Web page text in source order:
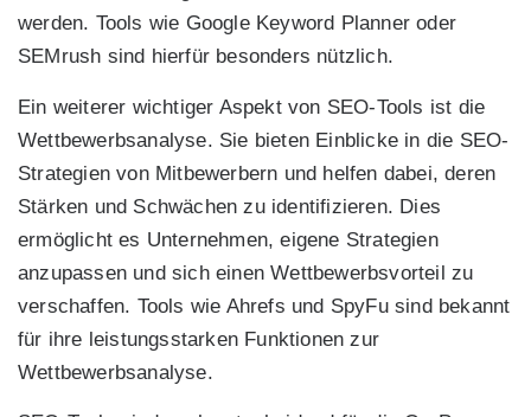
werden. Tools wie Google Keyword Planner oder
SEMrush sind hierfür besonders nützlich.
Ein weiterer wichtiger Aspekt von SEO-Tools ist die
Wettbewerbsanalyse. Sie bieten Einblicke in die SEO-
Strategien von Mitbewerbern und helfen dabei, deren
Stärken und Schwächen zu identifizieren. Dies
ermöglicht es Unternehmen, eigene Strategien
anzupassen und sich einen Wettbewerbsvorteil zu
verschaffen. Tools wie Ahrefs und SpyFu sind bekannt
für ihre leistungsstarken Funktionen zur
Wettbewerbsanalyse.